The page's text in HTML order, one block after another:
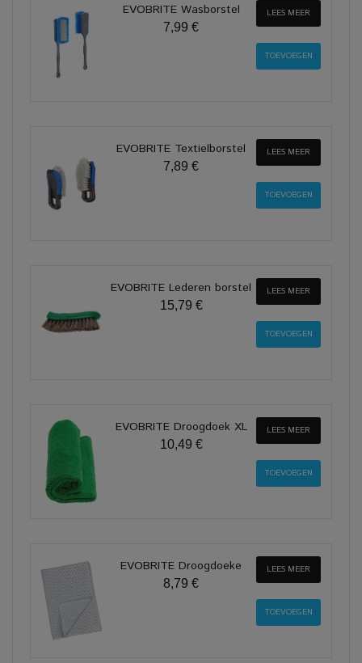
EVOBRITE Wasborstel
7,99 €
LEES MEER
EVOBRITE Textielborstel
7,89 €
LEES MEER
EVOBRITE Lederen borstel
15,79 €
LEES MEER
EVOBRITE Droogdoek XL
10,49 €
LEES MEER
EVOBRITE Droogdoeke
8,79 €
LEES MEER